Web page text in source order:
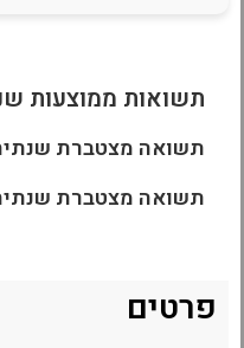
תשואות ממוצעות
תשואה מצטברת שנתית ל-3
תשואה מצטברת שנתית ל-5
פרטים